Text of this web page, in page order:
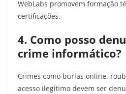
WebLabs promovem formação
certificações.
4. Como posso
crime informático?
Crimes como burlas online,
acesso ilegítimo devem ser